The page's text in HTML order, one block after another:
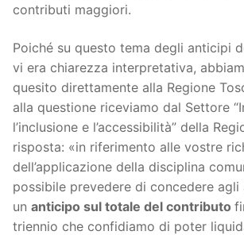
contributi maggiori.
Poiché su questo tema degli anticipi
vi era chiarezza interpretativa,
quesito direttamente alla Regione
alla questione riceviamo dal Settore
l’inclusione e l’accessibilità” della
risposta: «in riferimento alle vostre
dell’applicazione della disciplina
possibile prevedere di concedere
un anticipo sul totale del contributo
triennio che confidiamo di poter